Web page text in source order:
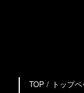
TOP / トップペ